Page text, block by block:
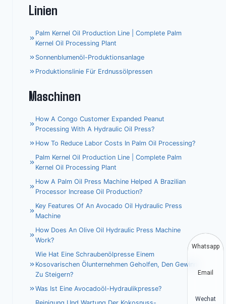
Linien
Palm Kernel Oil Production Line | Complete Palm
Kernel Oil Processing Plant
Sonnenblumenöl-Produktionsanlage
Produktionslinie Für Erdnussölpressen
Maschinen
How A Congo Customer Expanded Peanut
Processing With A Hydraulic Oil Press?
How To Reduce Labor Costs In Palm Oil Processing?
Palm Kernel Oil Production Line | Complete Palm
Kernel Oil Processing Plant
How A Palm Oil Press Machine Helped A Brazilian
Processor Increase Oil Production?
Key Features Of An Avocado Oil Hydraulic Press
Machine
How Does An Olive Oil Hydraulic Press Machine
Work?
Wie Hat Eine Schraubenölpresse Einem
Kosovarischen Ölunternehmen Geholfen, Den Gewinn
Zu Steigern?
Was Ist Eine Avocadoöl-Hydraulikpresse?
Whatsapp
Email
Wechat